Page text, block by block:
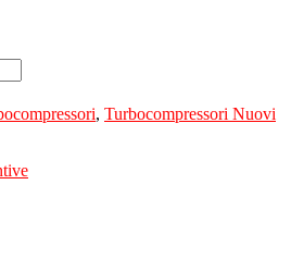
, Turbocompressori Nuovi